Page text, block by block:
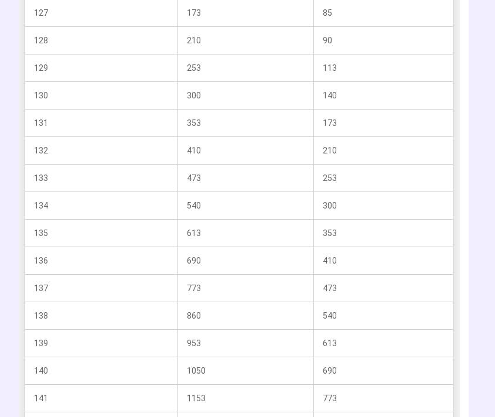
127 173 85
128 210 90
129 253 113
130 300 140
131 353 173
132 410 210
133 473 253
134 540 300
135 613 353
136 690 410
137 773 473
138 860 540
139 953 613
140 1050 690
141 1153 773